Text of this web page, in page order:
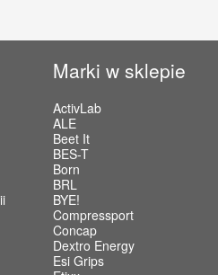
Marki w sklepie
ActivLab
ALE
Beet It
BES-T
Born
BRL
BYE!
Compressport
Concap
Dextro Energy
Esi Grips